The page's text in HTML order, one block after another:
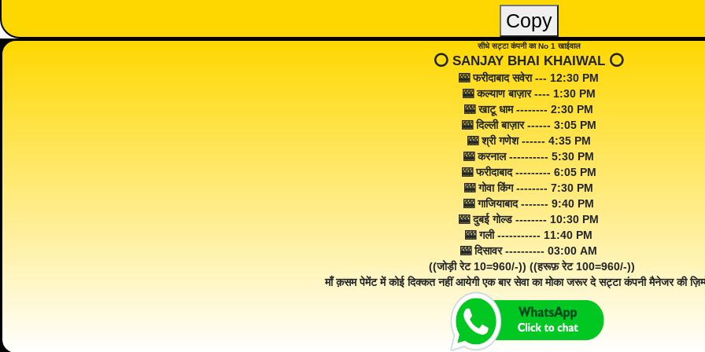
Copy
सीधे सट्टा कंपनी का No 1 खाईवाल
⭕️ SANJAY BHAI KHAIWAL ⭕️
🎰 फरीदाबाद सवेरा --- 12:30 PM
🎰 कल्याण बाज़ार ---- 1:30 PM
🎰 खाटू धाम -------- 2:30 PM
🎰 दिल्ली बाज़ार ------ 3:05 PM
🎰 श्री गणेश ------ 4:35 PM
🎰 करनाल ---------- 5:30 PM
🎰 फरीदाबाद --------- 6:05 PM
🎰 गोवा किंग -------- 7:30 PM
🎰 गाजियाबाद ------- 9:40 PM
🎰 दुबई गोल्ड -------- 10:30 PM
🎰 गली ----------- 11:40 PM
🎰 दिसावर ---------- 03:00 AM
((जोड़ी रेट 10=960/-)) ((हरूफ़ रेट 100=960/-))
माँ क़सम पेमेंट में कोई दिक्कत नहीं आयेगी एक बार सेवा का मोका जरूर दे सट्टा कंपनी मैनेजर की